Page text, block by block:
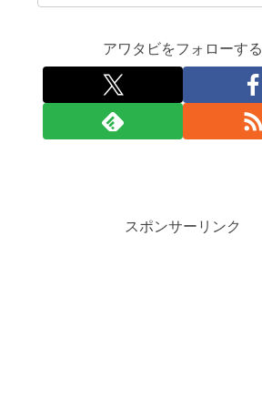
アワタビをフォローする
スポンサーリンク